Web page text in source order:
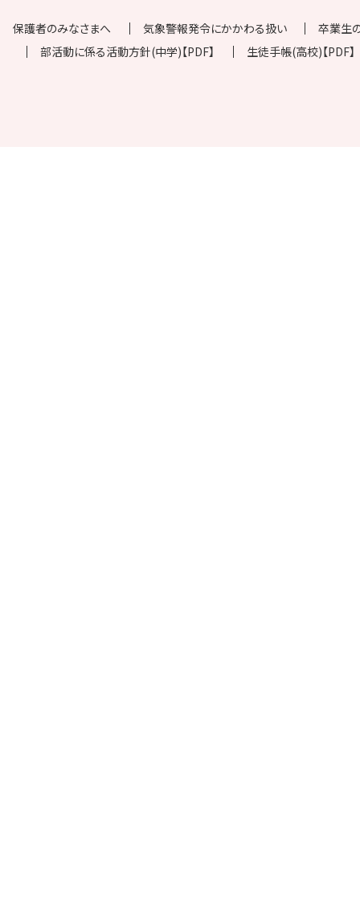
保護者のみなさまへ 気象警報発令にかかわる扱い
卒業生
部活動に係る活動方針(中学)【PDF】
生徒手帳(高校)【PDF】